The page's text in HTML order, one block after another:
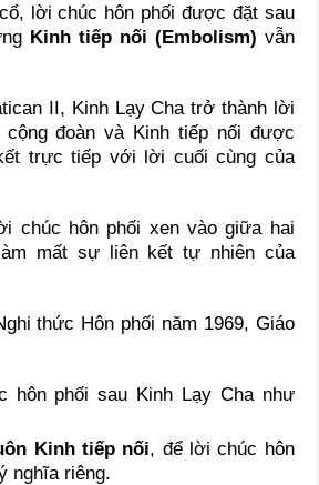
lời chúc hôn phối được đặt sau
Kinh tiếp nối (Embolism) vẫn
II, Kinh Lạy Cha trở thành lời
cộng đoàn và Kinh tiếp nối được
trực tiếp với lời cuối cùng của
chúc hôn phối xen vào giữa hai
mất sự liên kết tự nhiên của
thức Hôn phối năm 1969, Giáo
hôn phối sau Kinh Lạy Cha như
Kinh tiếp nối, để lời chúc hôn
nghĩa riêng.